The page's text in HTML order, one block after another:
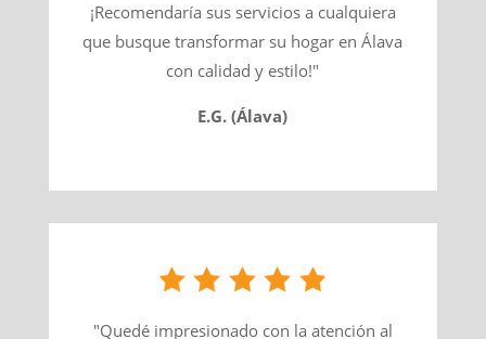
¡Recomendaría sus servicios a cualquiera
que busque transformar su hogar en Álava
con calidad y estilo!"
E.G. (Álava)
"Quedé impresionado con la atención al